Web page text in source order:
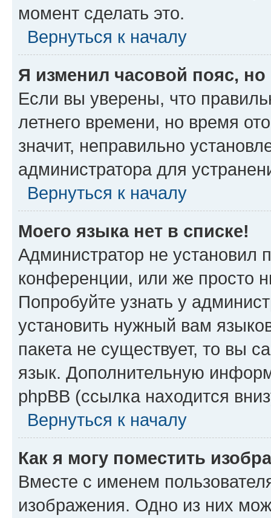
момент сделать это.
Вернуться к началу
Я изменил часовой пояс,
Если вы уверены, что
летнего времени, но время
значит, неправильно
администратора для
Вернуться к началу
Моего языка нет в списке!
Администратор не установил
конференции, или же просто
Попробуйте узнать у
установить нужный вам
пакета не существует, то вы
язык. Дополнительную
phpBB (ссылка находится
Вернуться к началу
Как я могу поместить
Вместе с именем
изображения. Одно из них